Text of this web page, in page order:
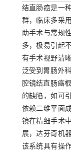
结直肠癌是一
群，临床多采
助手术与常规
多，极易引起
有手术视野清
泛受到胃肠外
腔镜结直肠癌
的缺陷，如可
依赖二维平面
镜在精细手术
展，达芬奇机
该系统具有操